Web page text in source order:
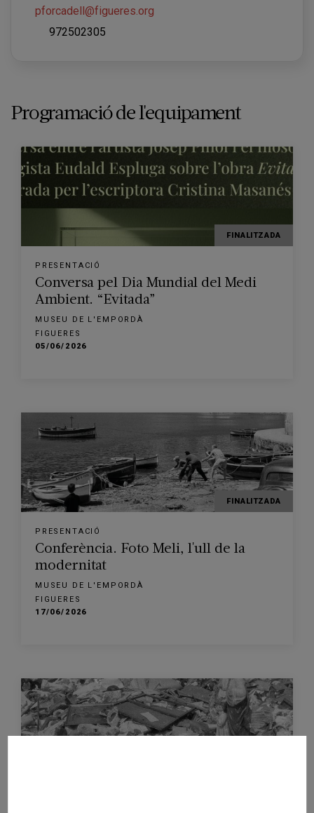
pforcadell@figueres.org
972502305
Programació de l'equipament
FINALITZADA
PRESENTACIÓ
Conversa pel Dia Mundial del Medi
Ambient. “Evitada”
MUSEU DE L'EMPORDÀ
FIGUERES
05/06/2026
FINALITZADA
PRESENTACIÓ
Conferència. Foto Meli, l'ull de la
modernitat
MUSEU DE L'EMPORDÀ
FIGUERES
17/06/2026